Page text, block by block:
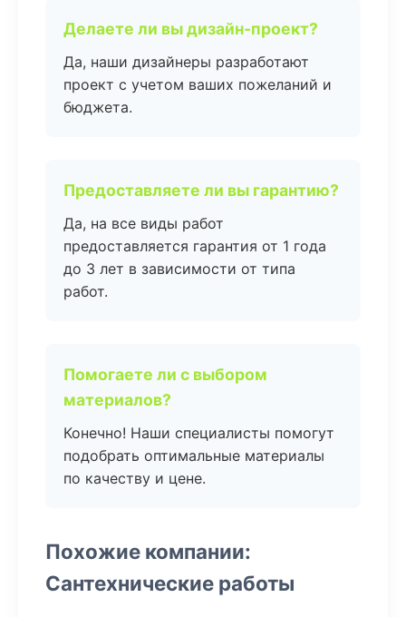
Делаете ли вы дизайн-проект?
Да, наши дизайнеры разработают
проект с учетом ваших пожеланий и
бюджета.
Предоставляете ли вы гарантию?
Да, на все виды работ
предоставляется гарантия от 1 года
до 3 лет в зависимости от типа
работ.
Помогаете ли с выбором
материалов?
Конечно! Наши специалисты помогут
подобрать оптимальные материалы
по качеству и цене.
Похожие компании:
Сантехнические работы